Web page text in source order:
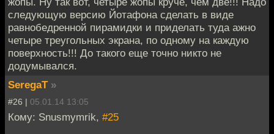
следующую версию Йотафона сделать в виде
равнобедренной пирамидки и приделать туда ажно
четыре треугольных экрана, по одному на каждую
поверхность!!! До такого еще точно никто не
додумывался.
SeregaT »
#26 | 05.01.14 13:05
Кому: Snusmymrik, #25